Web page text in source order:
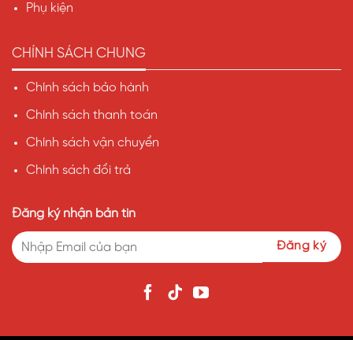
Phụ kiện
CHÍNH SÁCH CHUNG
Chính sách bảo hành
Chính sách thanh toán
Chính sách vận chuyển
Chính sách đổi trả
Đăng ký nhận bản tin